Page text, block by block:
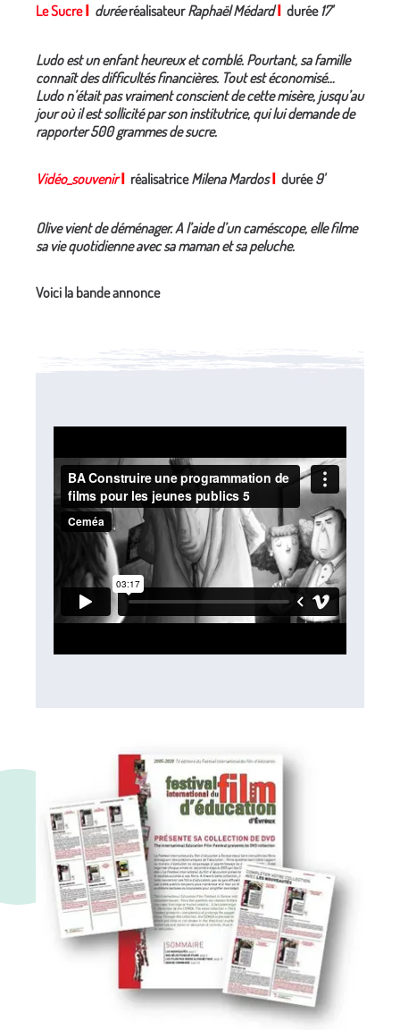
Le Sucre duréeréalisateurRaphaël Médard durée17'
Ludo est un enfant heureux et comblé. Pourtant, sa famille
connaît des difficultés financières. Tout est économisé…
Ludo n’était pas vraiment conscient de cette misère, jusqu’au
jour où il est sollicité par son institutrice, qui lui demande de
rapporter 500 grammes de sucre.
Vidéo_souvenir réalisatriceMilena Mardos durée9'
Olive vient de déménager. A l’aide d’un caméscope, elle filme
sa vie quotidienne avec sa maman et sa peluche.
Voici la bande annonce